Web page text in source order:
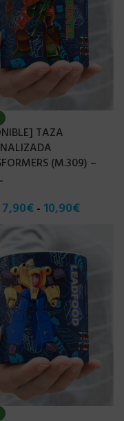
TAZA
(M.309) –
7,90€ - 10,90€